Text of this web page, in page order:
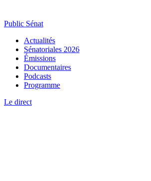
Public Sénat
Actualités
Sénatoriales 2026
Émissions
Documentaires
Podcasts
Programme
Le direct